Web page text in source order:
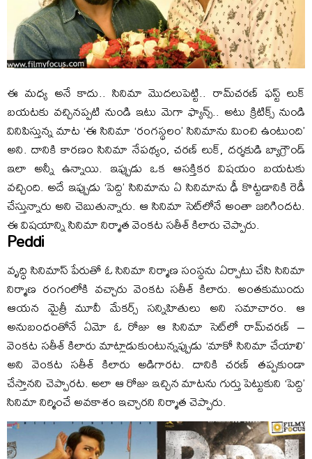
ఈ మధ్య అనే కాదు.. సినిమా మొదలుపెట్టి.. రామ్‌చరణ్‌ ఫస్ట్‌ లుక్‌
బయటకు వచ్చినప్పటి నుండి ఇటు మెగా ఫ్యాన్స్‌.. అటు క్రిటిక్స్‌ నుండి
వినిపిస్తున్న మాట ‘ఈ సినిమా ‘రంగస్థలం’ సినిమాను మించి ఉంటుంది’
అని. దానికి కారణం సినిమా నేపథ్యం, చరణ్‌ లుక్‌, దర్శకుడి బ్యాగ్రౌండ్‌
ఇలా అన్నీ ఉన్నాయి. ఇప్పుడు ఒక ఆసక్తికర విషయం బయటకు
వచ్చింది. అదే ఇప్పుడు ‘పెద్ది’ సినిమాను ఏ సినిమాను ఢీ కొట్టడానికి రెడీ
చేస్తున్నారు అని చెబుతున్నారు. ఆ సినిమా సెట్‌లోనే అంతా జరిగిందట.
ఈ విషయాన్ని సినిమా నిర్మాత వెంకట సతీశ్ కిలారు చెప్పారు.
Peddi
వృద్ధి సినిమాస్‌ పేరుతో ఓ సినిమా నిర్మాణ సంస్థను ఏర్పాటు చేసి సినిమా
నిర్మాణ రంగంలోకి వచ్చారు వెంకట సతీశ్‌ కిలారు. అంతకుముందు
ఆయన మైత్రీ మూవీ మేకర్స్‌ సన్నిహితులు అని సమాచారం. ఆ
అనుబంధంతోనే ఏమో ఓ రోజు ఆ సినిమా సెట్‌లో రామ్‌చరణ్‌ –
వెంకట సతీశ్‌ కిలారు మాట్లాడుకుంటున్నప్పుడు ‘మాకో సినిమా చేయాలి’
అని వెంకట సతీశ్‌ కిలారు అడిగారట. దానికి చరణ్‌ తప్పకుండా
చేస్తానని చెప్పారట. అలా ఆ రోజు ఇచ్చిన మాటను గుర్తు పెట్టుకుని ‘పెద్ది’
సినిమా నిర్మించే అవకాశం ఇచ్చారని నిర్మాత చెప్పారు.